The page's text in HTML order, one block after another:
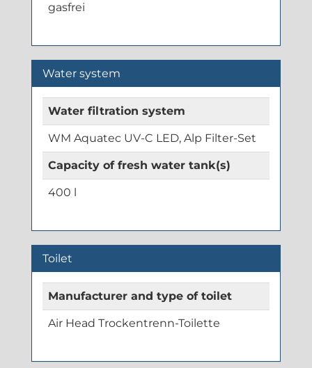
gasfrei
Water system
Water filtration system
WM Aquatec UV-C LED, Alp Filter-Set
Capacity of fresh water tank(s)
400 l
Toilet
Manufacturer and type of toilet
Air Head Trockentrenn-Toilette